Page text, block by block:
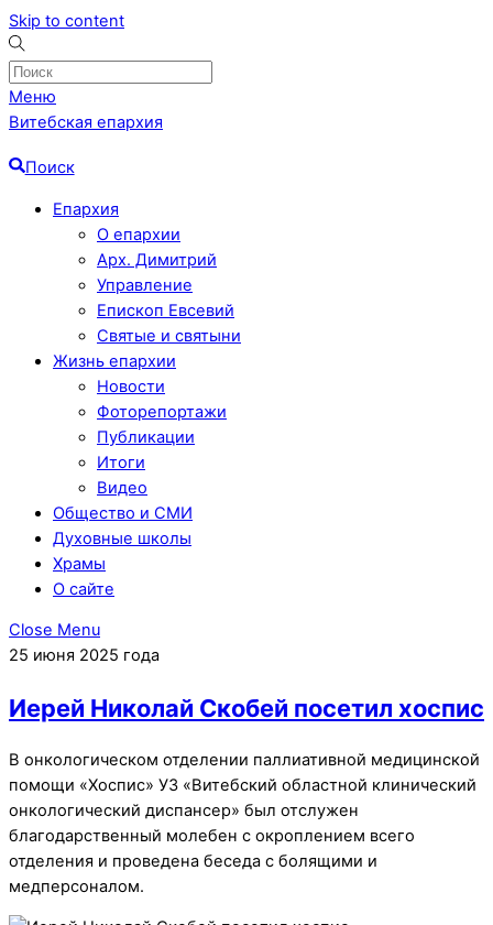
Skip to content
Меню
Витебская епархия
Поиск
Епархия
О епархии
Арх. Димитрий
Управление
Епископ Евсевий
Святые и святыни
Жизнь епархии
Новости
Фоторепортажи
Публикации
Итоги
Видео
Общество и СМИ
Духовные школы
Храмы
О сайте
Close Menu
25 июня 2025 года
Иерей Николай Скобей посетил хоспис
В онкологическом отделении паллиативной медицинской
помощи «Хоспис» УЗ «Витебский областной клинический
онкологический диспансер» был отслужен
благодарственный молебен с окроплением всего
отделения и проведена беседа с болящими и
медперсоналом.